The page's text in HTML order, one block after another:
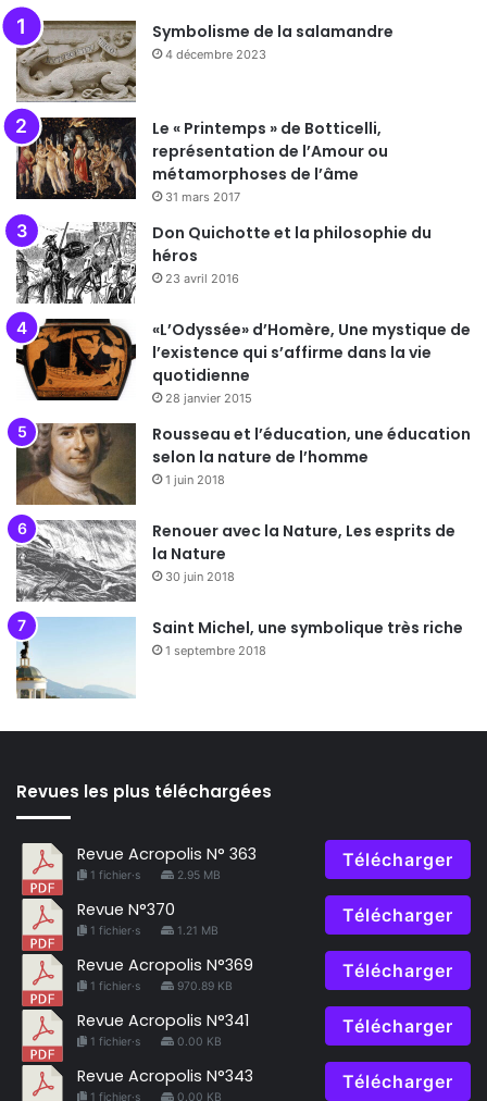
Symbolisme de la salamandre
4 décembre 2023
Le « Printemps » de Botticelli,
représentation de l’Amour ou
métamorphoses de l’âme
31 mars 2017
Don Quichotte et la philosophie du
héros
23 avril 2016
«L’Odyssée» d’Homère, Une mystique de
l’existence qui s’affirme dans la vie
quotidienne
28 janvier 2015
Rousseau et l’éducation, une éducation
selon la nature de l’homme
1 juin 2018
Renouer avec la Nature, Les esprits de
la Nature
30 juin 2018
Saint Michel, une symbolique très riche
1 septembre 2018
Revues les plus téléchargées
Revue Acropolis N° 363
1 fichier·s 2.95 MB
Télécharger
Revue N°370
1 fichier·s 1.21 MB
Télécharger
Revue Acropolis N°369
1 fichier·s 970.89 KB
Télécharger
Revue Acropolis N°341
1 fichier·s 0.00 KB
Télécharger
Revue Acropolis N°343
1 fichier·s 0.00 KB
Télécharger